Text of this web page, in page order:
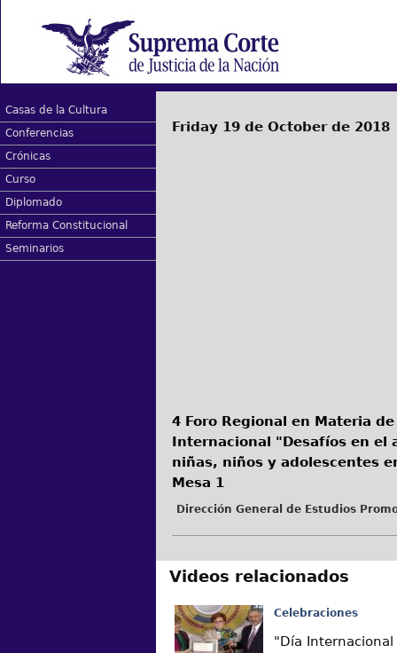
Casas de la Cultura
Conferencias
Crónicas
Curso
Diplomado
Reforma Constitucional
Seminarios
Friday 19 de October de 2018
4 Foro Regional en Materia
Internacional "Desafíos en el
niñas, niños y adolescentes
Mesa 1
Dirección General de Estudios
Videos relacionados
Celebraciones
"Día